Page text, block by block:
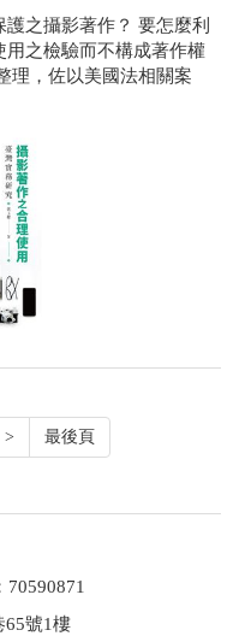
之攝影著作？ 要怎麼利
用之檢驗而不構成著作權
理，佐以美國法相關案
> 最後頁
65號1樓